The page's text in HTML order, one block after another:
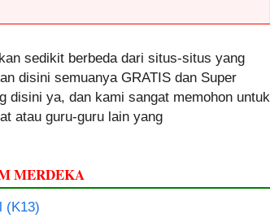
sedikit berbeda dari situs-situs yang
disini semuanya GRATIS dan Super
disini ya, dan kami sangat memohon untuk
atau guru-guru lain yang
MERDEKA
(K13)